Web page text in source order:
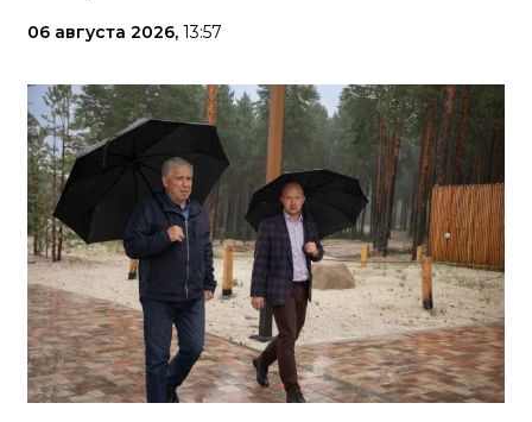
06 августа 2026, 13:57